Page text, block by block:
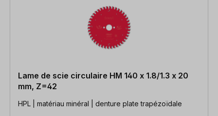
Lame de scie circulaire HM 140 x 1.8/1.3 x 20
mm, Z=42
HPL | matériau minéral | denture plate trapézoïdale